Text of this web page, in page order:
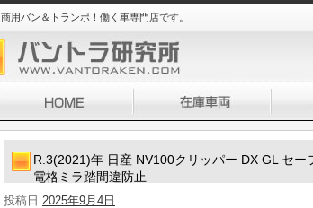
商用バン＆トランポ！働く車専門店です。
R.3(2021)年 日産 NV100クリッパー DX GL セ
電格ミラ踏間違防止
投稿日 2025年9月4日